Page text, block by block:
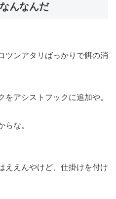
んなんだ
ツンアタリばっかりで餌の消
アシストフックに追加や。
らな。
ええんやけど、仕掛けを付け